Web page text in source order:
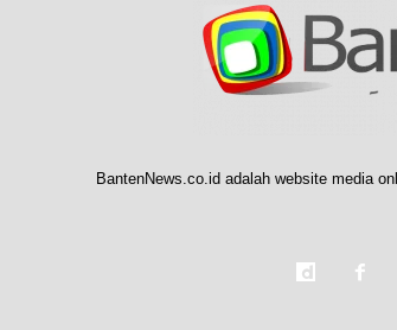
BantenNews.co.id adalah website media